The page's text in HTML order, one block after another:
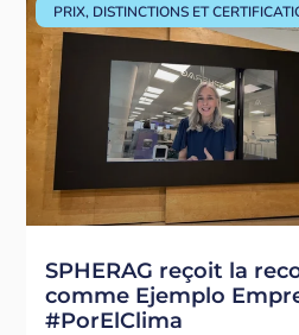
PRIX, DISTINCTIONS ET
SPHERAG reçoit la
comme Ejemplo
#PorElClima